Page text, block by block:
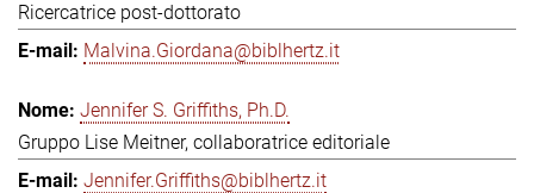
Ricercatrice post-dottorato
Malvina.Giordana@biblhertz.it
Jennifer S. Griffiths, Ph.D.
Gruppo Lise Meitner, collaboratrice editoriale
Jennifer.Griffiths@biblhertz.it